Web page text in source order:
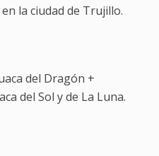
la ciudad de Trujillo.
del Dragón +
del Sol y de La Luna.